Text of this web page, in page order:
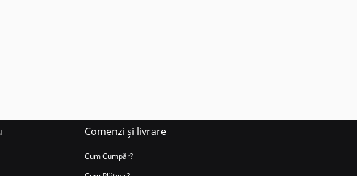
Comenzi și livrare
Cum Cumpăr?